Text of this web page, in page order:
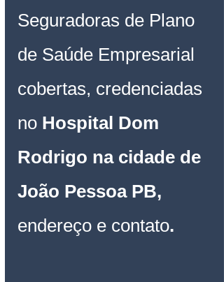
Seguradoras de Plano
de Saúde Empresarial
cobertas, credenciadas
no Hospital Dom
Rodrigo na cidade de
João Pessoa PB,
endereço e contato.